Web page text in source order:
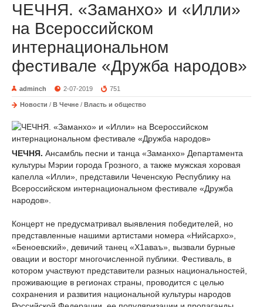
ЧЕЧНЯ. «Заманхо» и «Илли»
на Всероссийском
интернациональном
фестивале «Дружба народов»
adminch 2-07-2019 751
Новости / В Чечне / Власть и общество
ЧЕЧНЯ. Ансамбль песни и танца «Заманхо» Департамента
культуры Мэрии города Грозного, а также мужская хоровая
капелла «Илли», представили Чеченскую Республику на
Всероссийском интернациональном фестивале «Дружба
народов».
Концерт не предусматривал выявления победителей, но
представленные нашими артистами номера «Нийсархо»,
«Беноевский», девичий танец «Х1аваъ», вызвали бурные
овации и восторг многочисленной публики. Фестиваль, в
котором участвуют представители разных национальностей,
проживающие в регионах страны, проводится с целью
сохранения и развития национальной культуры народов